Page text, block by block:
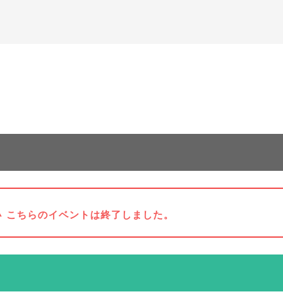
こちらのイベントは終了しました。